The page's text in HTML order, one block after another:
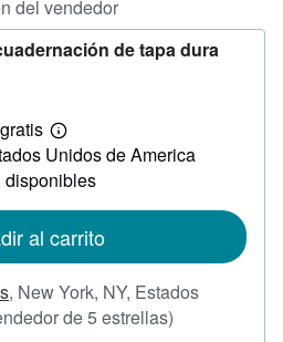
del vendedor
de tapa dura
Más
información
sobre
las
envío
Unidos de America
disponibles
al carrito
, New York, NY, Estados
de 5 estrellas)